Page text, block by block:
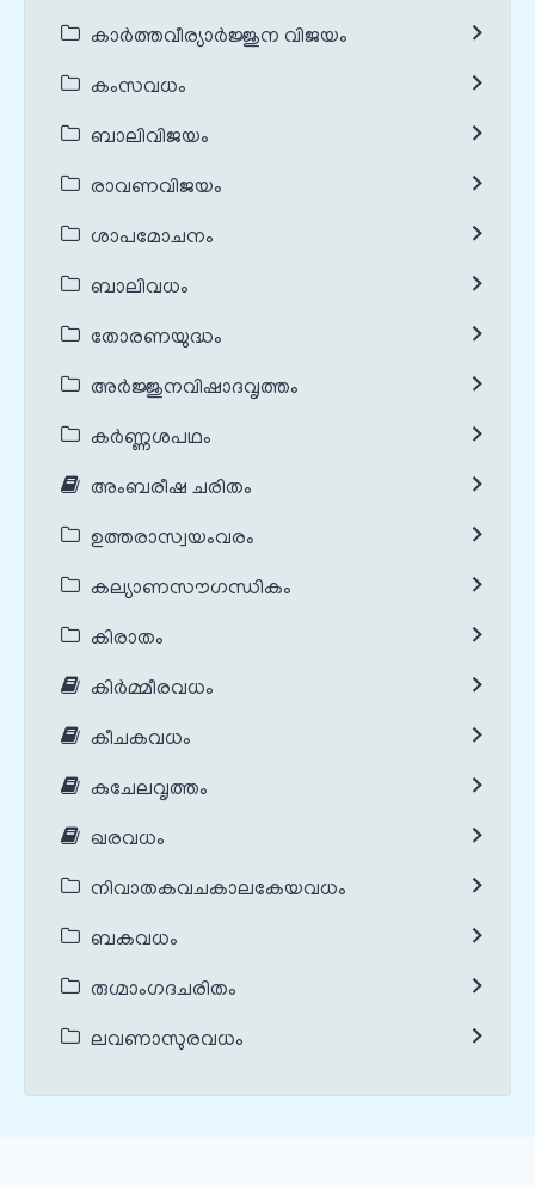
കാർത്തവീര്യാർജ്ജുന വിജയം
കംസവധം
ബാലിവിജയം
രാവണവിജയം
ശാപമോചനം
ബാലിവധം
തോരണയുദ്ധം
അർജ്ജുനവിഷാദവൃത്തം
കർണ്ണശപഥം
അംബരീഷ ചരിതം
ഉത്തരാസ്വയംവരം
കല്യാണസൗഗന്ധികം
കിരാതം
കിർമ്മീരവധം
കീചകവധം
കുചേലവൃത്തം
ഖരവധം
നിവാതകവചകാലകേയവധം
ബകവധം
രുഗ്മാംഗദചരിതം
ലവണാസുരവധം